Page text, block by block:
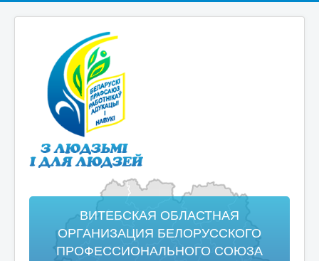
ВИТЕБСКАЯ ОБЛАСТНАЯ
ОРГАНИЗАЦИЯ БЕЛОРУССКОГО
ПРОФЕССИОНАЛЬНОГО СОЮЗА